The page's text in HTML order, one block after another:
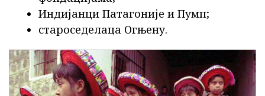
Индијанци Патагоније и Пумп;
староседелаца Огњену.